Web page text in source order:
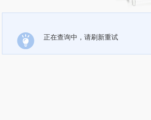
正在查询中，请刷新重试